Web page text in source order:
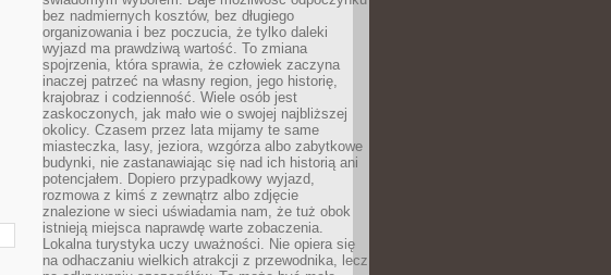
bez nadmiernych kosztów, bez długiego
organizowania i bez poczucia, że tylko daleki
wyjazd ma prawdziwą wartość. To zmiana
spojrzenia, która sprawia, że człowiek zaczyna
inaczej patrzeć na własny region, jego historię,
krajobraz i codzienność. Wiele osób jest
zaskoczonych, jak mało wie o swojej najbliższej
okolicy. Czasem przez lata mijamy te same
miasteczka, lasy, jeziora, wzgórza albo zabytkowe
budynki, nie zastanawiając się nad ich historią ani
potencjałem. Dopiero przypadkowy wyjazd,
rozmowa z kimś z zewnątrz albo zdjęcie
znalezione w sieci uświadamia nam, że tuż obok
istnieją miejsca naprawdę warte zobaczenia.
Lokalna turystyka uczy uważności. Nie opiera się
na odhaczaniu wielkich atrakcji z przewodnika, lecz